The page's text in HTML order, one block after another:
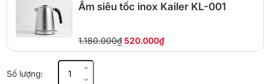
Ấm siêu tốc inox Kailer KL-001
1.180.000₫ 520.000₫
Số lượng:đun